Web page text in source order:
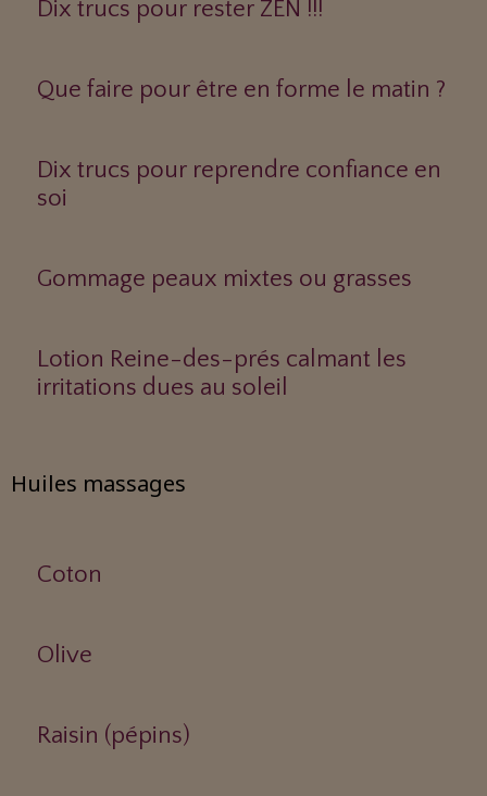
Dix trucs pour rester ZEN !!!
Que faire pour être en forme le matin ?
Dix trucs pour reprendre confiance en
soi
Gommage peaux mixtes ou grasses
Lotion Reine-des-prés calmant les
irritations dues au soleil
Huiles massages
Coton
Olive
Raisin (pépins)